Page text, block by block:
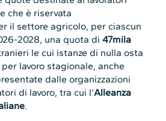
che è riservata
il settore agricolo, per ciascun
2028, una quota di 47mila
le cui istanze di nulla osta
lavoro stagionale, anche
dalle organizzazioni
di lavoro, tra cui l’Alleanza
.